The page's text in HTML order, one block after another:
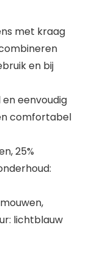
met kraag
en bij
eenvoudig
comfortabel
25%
lichtblauw